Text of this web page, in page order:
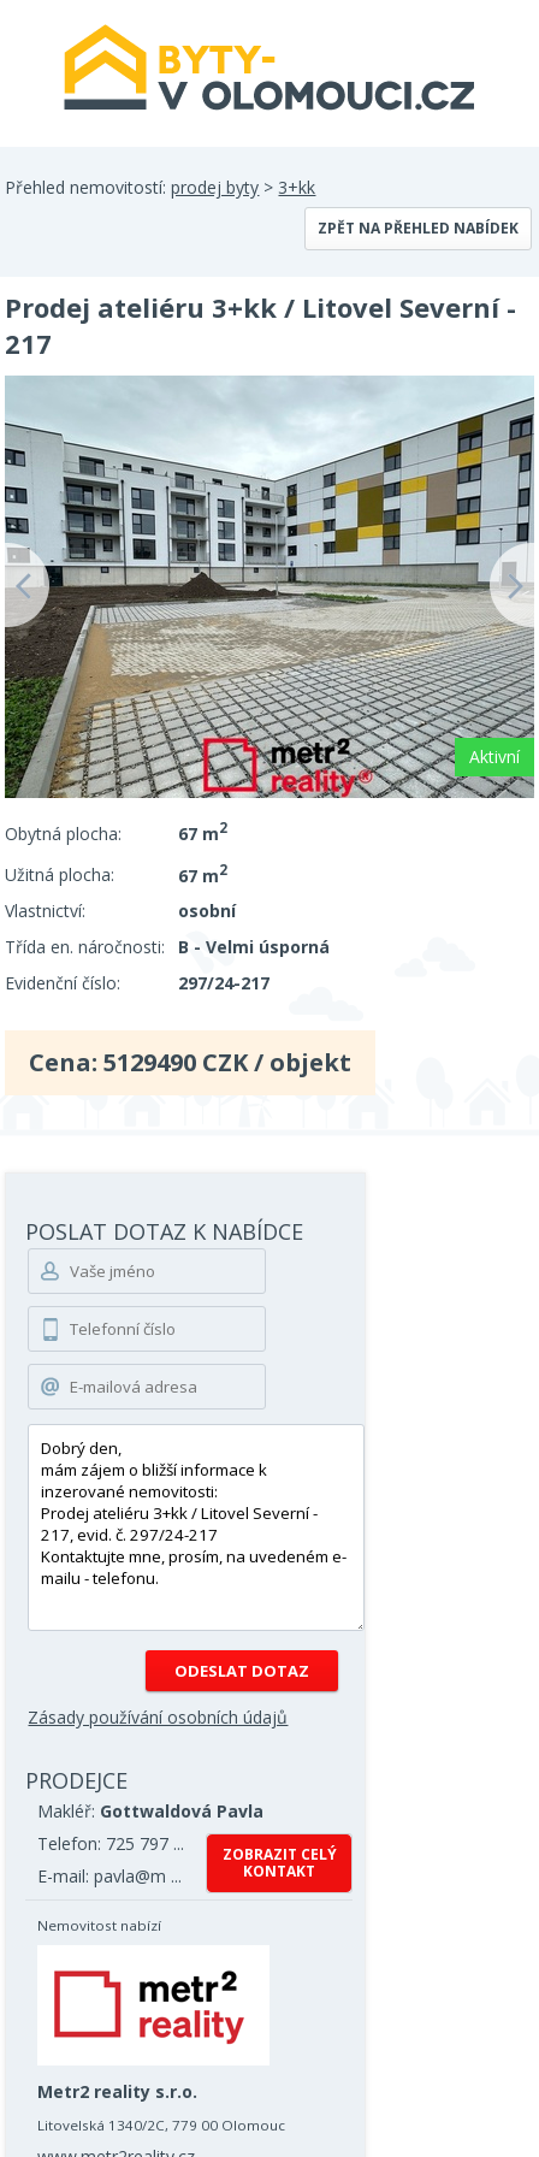
Přehled nemovitostí:prodej byty > 3+kk
ZPĚT NA PŘEHLED NABÍDEK
Prodej ateliéru 3+kk / Litovel Severní -
217
Aktivní
Obytná plocha: 67 m2
Užitná plocha: 67 m2
Vlastnictví:
osobní
Třída en. náročnosti:
B - Velmi úsporná
Evidenční číslo:
297/24-217
Cena:5129490 CZK / objekt
POSLAT DOTAZ K NABÍDCE
Zásady používání osobních údajů
PRODEJCE
Makléř: Gottwaldová Pavla
Telefon: 725 797 ...
E-mail: pavla@m ...
ZOBRAZIT CELÝ
KONTAKT
Nemovitost nabízí
Metr2 reality s.r.o.
Litovelská 1340/2C, 779 00 Olomouc